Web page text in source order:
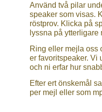
Använd två pilar
speaker som visas.
röstprov. Klicka på
lyssna på ytterligare
Ring eller mejla oss
er favoritspeaker. Vi
och ni erfar hur
Efter ert önskemål
per mejl eller som